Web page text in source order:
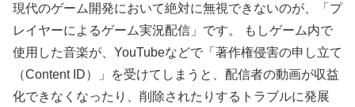
現代のゲーム開発において絶対に無視できないのが、「プ
レイヤーによるゲーム実況配信」です。 もしゲーム内で
使用した音楽が、YouTubeなどで「著作権侵害の申し立て
（Content ID）」を受けてしまうと、配信者の動画が収益
化できなくなったり、削除されたりするトラブルに発展